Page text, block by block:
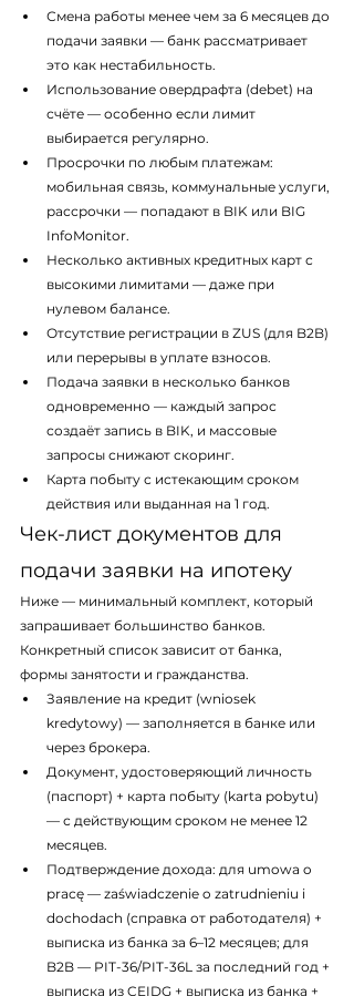
Смена работы менее чем за 6 месяцев до
подачи заявки — банк рассматривает
это как нестабильность.
Использование овердрафта (debet) на
счёте — особенно если лимит
выбирается регулярно.
Просрочки по любым платежам:
мобильная связь, коммунальные услуги,
рассрочки — попадают в BIK или BIG
InfoMonitor.
Несколько активных кредитных карт с
высокими лимитами — даже при
нулевом балансе.
Отсутствие регистрации в ZUS (для B2B)
или перерывы в уплате взносов.
Подача заявки в несколько банков
одновременно — каждый запрос
создаёт запись в BIK, и массовые
запросы снижают скоринг.
Карта побыту с истекающим сроком
действия или выданная на 1 год.
Чек-лист документов для
подачи заявки на ипотеку
Ниже — минимальный комплект, который
запрашивает большинство банков.
Конкретный список зависит от банка,
формы занятости и гражданства.
Заявление на кредит (wniosek
kredytowy) — заполняется в банке или
через брокера.
Документ, удостоверяющий личность
(паспорт) + карта побыту (karta pobytu)
— с действующим сроком не менее 12
месяцев.
Подтверждение дохода: для umowa o
pracę — zaświadczenie o zatrudnieniu i
dochodach (справка от работодателя) +
выписка из банка за 6–12 месяцев; для
B2B — PIT-36/PIT-36L за последний год +
выписка из CEIDG + выписка из банка +